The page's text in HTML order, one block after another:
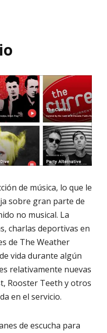
de música, lo que le
sobre gran parte de
no musical. La
charlas deportivas en
de The Weather
vida durante algún
relativamente nuevas
Rooster Teeth y otros
en el servicio.
de escucha para